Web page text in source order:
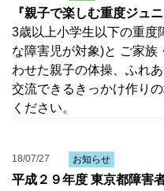
『親子で楽しむ重度ジュニ
3歳以上小学生以下の重度
な障害児が対象)と ご家族
わせた親子の体操、ふれ
交流できるきっかけ作り
ください。
18/07/27 お知らせ
平成２９年度 東京都障害